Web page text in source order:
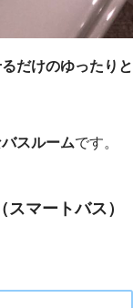
だけのゆったりと
スルームです。
マートバス）